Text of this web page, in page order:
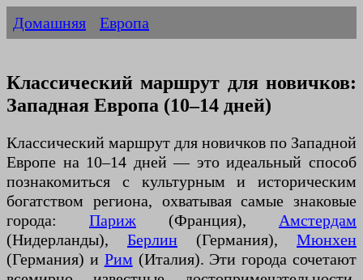
Домашняя Европа
Классический маршрут для новичков:
Западная Европа (10–14 дней)
Классический маршрут для новичков по Западной
Европе на 10–14 дней — это идеальный способ
познакомиться с культурным и историческим
богатством региона, охватывая самые знаковые
города: Париж (Франция), Амстердам
(Нидерланды), Берлин (Германия), Мюнхен
(Германия) и Рим (Италия). Эти города сочетают